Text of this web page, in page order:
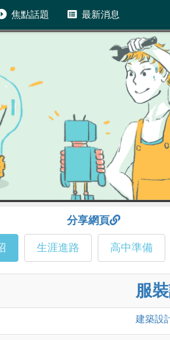
焦點話題 最新消息
分享網頁
生涯進路 高中準備
服
建築設